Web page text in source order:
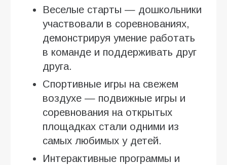
Веселые старты — дошкольники
участвовали в соревнованиях,
демонстрируя умение работать
в команде и поддерживать друг
друга.
Спортивные игры на свежем
воздухе — подвижные игры и
соревнования на открытых
площадках стали одними из
самых любимых у детей.
Интерактивные программы и